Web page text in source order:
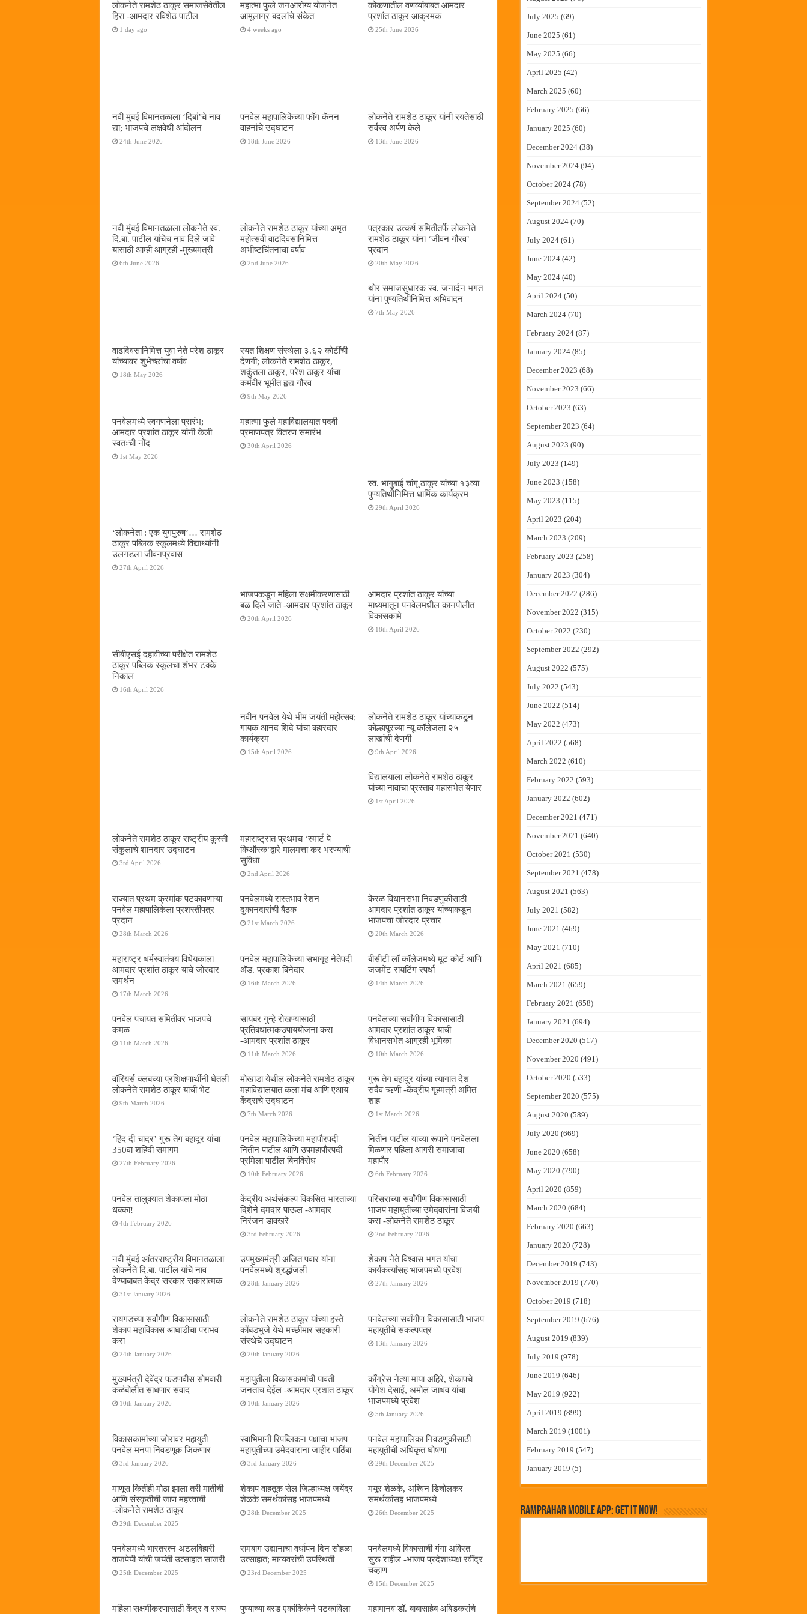
लोकनेते रामशेठ ठाकूर समाजसेवेतील
हिरा -आमदार रविशेठ पाटील
1 day ago
महात्मा फुले जनआरोग्य योजनेत
आमूलाग्र बदलांचे संकेत
4 weeks ago
कोकणातील वणव्यांबाबत आमदार
प्रशांत ठाकूर आक्रमक
25th June 2026
नवी मुंबई विमानतळाला ‌‘दिबां‌’चे नाव
द्या; भाजपचे लक्षवेधी आंदोलन
24th June 2026
पनवेल महापालिकेच्या फॉग कॅनन
वाहनांचे उद्घाटन
18th June 2026
लोकनेते रामशेठ ठाकूर यांनी रयतेसाठी
सर्वस्व अर्पण केले
13th June 2026
नवी मुंबई विमानतळाला लोकनेते स्व.
दि.बा. पाटील यांचेच नाव दिले जावे
यासाठी आम्ही आग्रही -मुख्यमंत्री
6th June 2026
लोकनेते रामशेठ ठाकूर यांच्या अमृत
महोत्सवी वाढदिवसानिमित्त
अभीष्टचिंतनाचा वर्षाव
2nd June 2026
पत्रकार उत्कर्ष समितीतर्फे लोकनेते
रामशेठ ठाकूर यांना ‌‘जीवन गौरव‌’
प्रदान
20th May 2026
वाढदिवसानिमित्त युवा नेते परेश ठाकूर
यांच्यावर शुभेच्छांचा वर्षाव
18th May 2026
रयत शिक्षण संस्थेला ३.६२ कोटींची
देणगी; लोकनेते रामशेठ ठाकूर,
शकुंतला ठाकूर, परेश ठाकूर यांचा
कर्मवीर भूमीत हृद्य गौरव
9th May 2026
थोर समाजसुधारक स्व. जनार्दन भगत
यांना पुण्यतिथीनिमित्त अभिवादन
7th May 2026
पनवेलमध्ये स्वगणनेला प्रारंभ;
आमदार प्रशांत ठाकूर यांनी केली
स्वतःची नोंद
1st May 2026
महात्मा फुले महाविद्यालयात पदवी
प्रमाणपत्र वितरण समारंभ
30th April 2026
स्व. भागुबाई चांगू ठाकूर यांच्या १३व्या
पुण्यतिथीनिमित्त धार्मिक कार्यक्रम
29th April 2026
‌‘लोकनेता : एक युगपुरुष‌’… रामशेठ
ठाकूर पब्लिक स्कूलमध्ये विद्यार्थ्यांनी
उलगडला जीवनप्रवास
27th April 2026
भाजपकडून महिला सक्षमीकरणासाठी
बळ दिले जाते -आमदार प्रशांत ठाकूर
20th April 2026
आमदार प्रशांत ठाकूर यांच्या
माध्यमातून पनवेलमधील कानपोलीत
विकासकामे
18th April 2026
सीबीएसई दहावीच्या परीक्षेत रामशेठ
ठाकूर पब्लिक स्कूलचा शंभर टक्के
निकाल
16th April 2026
नवीन पनवेल येथे भीम जयंती महोत्सव;
गायक आनंद शिंदे यांचा बहारदार
कार्यक्रम
15th April 2026
लोकनेते रामशेठ ठाकूर यांच्याकडून
कोल्हापूरच्या न्यू कॉलेजला २५
लाखांची देणगी
9th April 2026
लोकनेते रामशेठ ठाकूर राष्ट्रीय कुस्ती
संकुलाचे शानदार उद्घाटन
3rd April 2026
महाराष्ट्रात प्रथमच ‌‘स्मार्ट पे
किऑस्क‌’द्वारे मालमत्ता कर भरण्याची
सुविधा
2nd April 2026
विद्यालयाला लोकनेते रामशेठ ठाकूर
यांच्या नावाचा प्रस्ताव महासभेत येणार
1st April 2026
राज्यात प्रथम क्रमांक पटकावणाऱ्या
पनवेल महापालिकेला प्रशस्तीपत्र
प्रदान
28th March 2026
पनवेलमध्ये रास्तभाव रेशन
दुकानदारांची बैठक
21st March 2026
केरळ विधानसभा निवडणुकीसाठी
आमदार प्रशांत ठाकूर यांच्याकडून
भाजपचा जोरदार प्रचार
20th March 2026
महाराष्ट्र धर्मस्वातंत्र्य विधेयकाला
आमदार प्रशांत ठाकूर यांचे जोरदार
समर्थन
17th March 2026
पनवेल महापालिकेच्या सभागृह नेतेपदी
अ‍ॅड. प्रकाश बिनेदार
16th March 2026
बीसीटी लॉ कॉलेजमध्ये मूट कोर्ट आणि
जजमेंट रायटिंग स्पर्धा
14th March 2026
पनवेल पंचायत समितीवर भाजपचे
कमळ
11th March 2026
सायबर गुन्हे रोखण्यासाठी
प्रतिबंधात्मकउपाययोजना करा
-आमदार प्रशांत ठाकूर
11th March 2026
पनवेलच्या सर्वांगीण विकासासाठी
आमदार प्रशांत ठाकूर यांची
विधानसभेत आग्रही भूमिका
10th March 2026
वॉरियर्स क्लबच्या प्रशिक्षणार्थींनी घेतली
लोकनेते रामशेठ ठाकूर यांची भेट
9th March 2026
मोखाडा येथील लोकनेते रामशेठ ठाकूर
महाविद्यालयात कला मंच आणि एआय
केंद्राचे उद्घाटन
7th March 2026
गुरू तेग बहादुर यांच्या त्यागात देश
सदैव ऋणी -केंद्रीय गृहमंत्री अमित
शाह
1st March 2026
‘हिंद दी चादर’ गुरू तेग बहादूर यांचा
350वा शहिदी समागम
27th February 2026
पनवेल महापालिकेच्या महापौरपदी
नितीन पाटील आणि उपमहापौरपदी
प्रमिला पाटील बिनविरोध
10th February 2026
नितीन पाटील यांच्या रूपाने पनवेलला
मिळणार पहिला आगरी समाजाचा
महापौर
6th February 2026
पनवेल तालुक्यात शेकापला मोठा
धक्का!
4th February 2026
केंद्रीय अर्थसंकल्प विकसित भारताच्या
दिशेने दमदार पाऊल -आमदार
निरंजन डावखरे
3rd February 2026
परिसराच्या सर्वांगीण विकासासाठी
भाजप महायुतीच्या उमेदवारांना विजयी
करा -लोकनेते रामशेठ ठाकूर
2nd February 2026
नवी मुंबई आंतरराष्ट्रीय विमानतळाला
लोकनेते दि.बा. पाटील यांचे नाव
देण्याबाबत केंद्र सरकार सकारात्मक
31st January 2026
उपमुख्यमंत्री अजित पवार यांना
पनवेलमध्ये श्रद्धांजली
28th January 2026
शेकाप नेते विश्वास भगत यांचा
कार्यकर्त्यांसह भाजपमध्ये प्रवेश
27th January 2026
रायगडच्या सर्वांगीण विकासासाठी
शेकाप महाविकास आघाडीचा पराभव
करा
24th January 2026
लोकनेते रामशेठ ठाकूर यांच्या हस्ते
कोंबडभुजे येथे मच्छीमार सहकारी
संस्थेचे उद्घाटन
20th January 2026
पनवेलच्या सर्वांगीण विकासासाठी भाजप
महायुतीचे संकल्पपत्र
13th January 2026
मुख्यमंत्री देवेंद्र फडणवीस सोमवारी
कळंबोलीत साधणार संवाद
10th January 2026
महायुतीला विकासकामांची पावती
जनताच देईल -आमदार प्रशांत ठाकूर
10th January 2026
काँग्रेस नेत्या माया अहिरे, शेकापचे
योगेश देसाई, अमोल जाधव यांचा
भाजपमध्ये प्रवेश
5th January 2026
विकासकामांच्या जोरावर महायुती
पनवेल मनपा निवडणूक जिंकणार
3rd January 2026
स्वाभिमानी रिपब्लिकन पक्षाचा भाजप
महायुतीच्या उमेदवारांना जाहीर पाठिंबा
3rd January 2026
पनवेल महापालिका निवडणुकीसाठी
महायुतीची अधिकृत घोषणा
29th December 2025
माणूस कितीही मोठा झाला तरी मातीची
आणि संस्कृतीची जाण महत्त्वाची
-लोकनेते रामशेठ ठाकूर
29th December 2025
शेकाप वाहतूक सेल जिल्हाध्यक्ष जयेंद्र
शेळके समर्थकांसह भाजपमध्ये
28th December 2025
मयूर शेळके, अश्विन डिचोलकर
समर्थकांसह भाजपमध्ये
26th December 2025
पनवेलमध्ये भारतरत्न अटलबिहारी
वाजपेयी यांची जयंती उत्साहात साजरी
25th December 2025
रामबाग उद्यानाचा वर्धापन दिन सोहळा
उत्साहात; मान्यवरांची उपस्थिती
23rd December 2025
पनवेलमध्ये विकासाची गंगा अविरत
सुरू राहील -भाजप प्रदेशाध्यक्ष रवींद्र
चव्हाण
15th December 2025
महिला सक्षमीकरणासाठी केंद्र व राज्य पुण्याच्या बरड एकांकिकेने पटकाविला महामानव डॉ. बाबासाहेब आंबेडकरांचे
July 2025 (69)
June 2025 (61)
May 2025 (66)
April 2025 (42)
March 2025 (60)
February 2025 (66)
January 2025 (60)
December 2024 (38)
November 2024 (94)
October 2024 (78)
September 2024 (52)
August 2024 (70)
July 2024 (61)
June 2024 (42)
May 2024 (40)
April 2024 (50)
March 2024 (70)
February 2024 (87)
January 2024 (85)
December 2023 (68)
November 2023 (66)
October 2023 (63)
September 2023 (64)
August 2023 (90)
July 2023 (149)
June 2023 (158)
May 2023 (115)
April 2023 (204)
March 2023 (209)
February 2023 (258)
January 2023 (304)
December 2022 (286)
November 2022 (315)
October 2022 (230)
September 2022 (292)
August 2022 (575)
July 2022 (543)
June 2022 (514)
May 2022 (473)
April 2022 (568)
March 2022 (610)
February 2022 (593)
January 2022 (602)
December 2021 (471)
November 2021 (640)
October 2021 (530)
September 2021 (478)
August 2021 (563)
July 2021 (582)
June 2021 (469)
May 2021 (710)
April 2021 (685)
March 2021 (659)
February 2021 (658)
January 2021 (694)
December 2020 (517)
November 2020 (491)
October 2020 (533)
September 2020 (575)
August 2020 (589)
July 2020 (669)
June 2020 (658)
May 2020 (790)
April 2020 (859)
March 2020 (684)
February 2020 (663)
January 2020 (728)
December 2019 (743)
November 2019 (770)
October 2019 (718)
September 2019 (676)
August 2019 (839)
July 2019 (978)
June 2019 (646)
May 2019 (922)
April 2019 (899)
March 2019 (1001)
February 2019 (547)
January 2019 (5)
RamPrahar Mobile App: Get it Now!